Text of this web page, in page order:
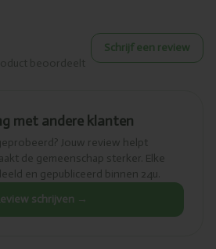
Schrijf een review
met andere klanten
Jouw review helpt
de gemeenschap sterker. Elke
en gepubliceerd binnen 24u.
schrijven →